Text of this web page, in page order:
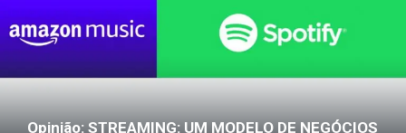
Opinião: STREAMING: UM MODELO DE NEGÓCIOS